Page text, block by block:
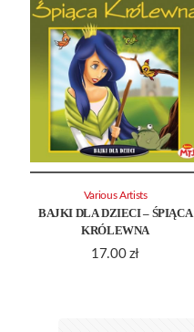
BAJKI DLA DZIECI – ŚPIĄCA
KRÓLEWNA
17.00 zł
Various Artists